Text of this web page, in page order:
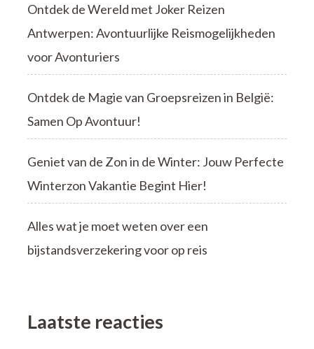
Ontdek de Wereld met Joker Reizen
Antwerpen: Avontuurlijke Reismogelijkheden
voor Avonturiers
Ontdek de Magie van Groepsreizen in België:
Samen Op Avontuur!
Geniet van de Zon in de Winter: Jouw Perfecte
Winterzon Vakantie Begint Hier!
Alles wat je moet weten over een
bijstandsverzekering voor op reis
Laatste reacties